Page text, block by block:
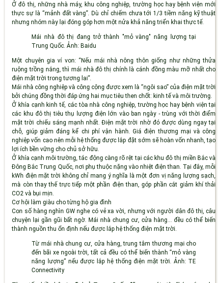
Ở đô thị, những nhà máy, khu công nghiệp, trường học hay bệnh viện mới
thực sự là “mảnh đất vàng”. Dù chỉ chiếm chưa tới 1/3 tiềm năng kỹ thuật
nhưng nhóm này lại đóng góp hơn một nửa khả năng triển khai thực tế.
Mái nhà đô thị đang trở thành "mỏ vàng" năng lượng tại
Trung Quốc. Ảnh: Baidu
Một chuyên gia ví von: “Nếu mái nhà nông thôn giống như những thửa
ruộng trồng nắng, thì mái nhà đô thị chính là cánh đồng màu mỡ nhất cho
điện mặt trời trong tương lai”.
Mái nhà công nghiệp và công cộng được xem là “ngôi sao” của điện mặt trời
bởi chúng đồng thời đáp ứng hai mục tiêu then chốt: kinh tế và môi trường.
Ở khía cạnh kinh tế, các tòa nhà công nghiệp, trường học hay bệnh viện tại
các khu đô thị tiêu thụ lượng điện lớn vào ban ngày - trùng với thời điểm
mặt trời chiếu sáng mạnh nhất. Điện mặt trời nhờ đó được dùng ngay tại
chỗ, giúp giảm đáng kể chi phí vận hành. Giá điện thương mại và công
nghiệp vốn cao nên mỗi hệ thống được lắp đặt sớm sẽ hoàn vốn nhanh, tạo
lợi ích bền vững cho chủ sở hữu.
Ở khía cạnh môi trường, tác động càng rõ rệt tại các khu đô thị miền Bắc và
Đông Bắc Trung Quốc, nơi phụ thuộc nặng vào nhiệt điện than. Tại đây, mỗi
kWh điện mặt trời không chỉ mang ý nghĩa là một đơn vị năng lượng sạch,
mà còn thay thế trực tiếp một phần điện than, góp phần cắt giảm khí thải
CO2 và bụi mịn.
Cơ hội làm giàu cho từng hộ gia đình
Con số hàng nghìn GW nghe có vẻ xa vời, nhưng với người dân đô thị, câu
chuyện lại gần gũi bất ngờ. Mái nhà chung cư, cửa hàng... đều có thể biến
thành nguồn thu ổn định nếu được lắp hệ thống điện mặt trời.
Từ mái nhà chung cư, cửa hàng, trung tâm thương mại cho
đến bãi xe ngoài trời, tất cả đều có thể biến thành “mỏ vàng
năng lượng” nếu được lắp hệ thống điện mặt trời. Ảnh: TE
Connectivity